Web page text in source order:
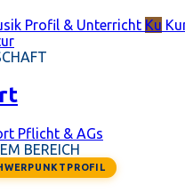
Profil & Unterricht Ku
Pflicht & AGs
BEREICH